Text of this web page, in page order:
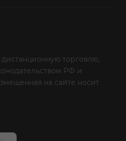
дистанционную торговлю,
РФ и
на сайте носит